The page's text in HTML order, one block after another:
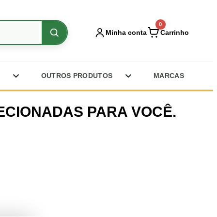
Minha conta Carrinho
0
Abrir
de
OUTROS PRODUTOS
Abrir
de
produtos
MARCAS
PARA VOCÊ.